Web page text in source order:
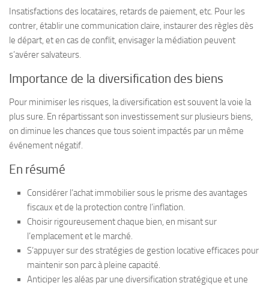
Insatisfactions des locataires, retards de paiement, etc. Pour les
contrer, établir une communication claire, instaurer des règles dès
le départ, et en cas de conflit, envisager la médiation peuvent
s’avérer salvateurs.
Importance de la diversification des biens
Pour minimiser les risques, la diversification est souvent la voie la
plus sure. En répartissant son investissement sur plusieurs biens,
on diminue les chances que tous soient impactés par un même
événement négatif.
En résumé
Considérer l’achat immobilier sous le prisme des avantages
fiscaux et de la protection contre l’inflation.
Choisir rigoureusement chaque bien, en misant sur
l’emplacement et le marché.
S’appuyer sur des stratégies de gestion locative efficaces pour
maintenir son parc à pleine capacité.
Anticiper les aléas par une diversification stratégique et une